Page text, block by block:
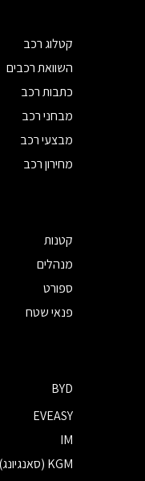
קטלוג רכב
השוואת רכבים
כתבות רכב
מבחני רכב
מבצעי רכב
מחירון רכב
קטנות
מנהלים
ספורט
פנאי שטח
BYD
EVEASY
IM
KGM (סאנגיונג)